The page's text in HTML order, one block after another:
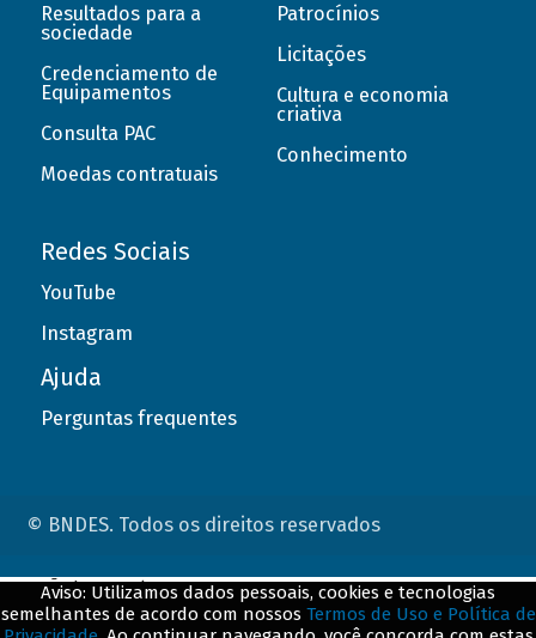
Resultados para a
sociedade
Credenciamento de
Equipamentos
Consulta PAC
Moedas contratuais
Patrocínios
Licitações
Cultura e economia
criativa
Conhecimento
Redes Sociais
YouTube
Instagram
Ajuda
Perguntas frequentes
© BNDES. Todos os direitos reservados
Aviso: Utilizamos dados pessoais, cookies e tecnologias
semelhantes de acordo com nossos Termos de Uso e Política de
ConteÃºdo complementar
${title}${badge}